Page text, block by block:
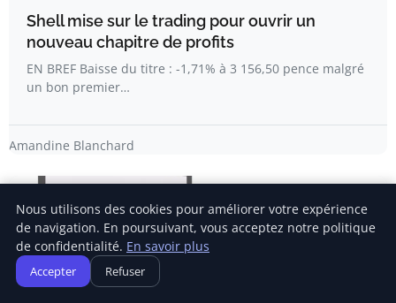
Shell mise sur le trading pour ouvrir un
nouveau chapitre de profits
EN BREF Baisse du titre : -1,71% à 3 156,50 pence malgré
un bon premier…
Amandine Blanchard
Nous utilisons des cookies pour améliorer votre expérience
de navigation. En poursuivant, vous acceptez notre politique
de confidentialité. En savoir plus
Accepter Refuser